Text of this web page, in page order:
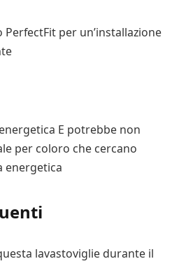
per un’installazione
E potrebbe non
per coloro che cercano
energetica
lavastoviglie durante il